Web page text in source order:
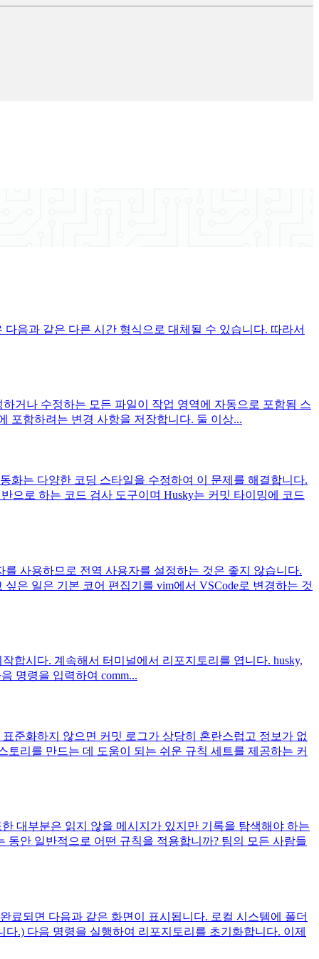
다음과 같은 다른 시간 형식으로 대체될 수 있습니다. 따라서
거나 수정하는 모든 파일이 작업 영역에 자동으로 포함됨 스
포함하려는 변경 사항을 저장합니다. 둘 이상...
화는 다양한 코딩 스타일을 수정하여 이 문제를 해결합니다.
으로 하는 코드 검사 도구이며 Husky는 커밋 타이밍에 코드
사용하므로 전역 사용자를 설정하는 것은 좋지 않습니다.
은 일은 기본 코어 편집기를 vim에서 VSCode로 변경하는 것
합시다. 계속해서 터미널에서 리포지토리를 엽니다. husky,
명령을 입력하여 comm...
준화하지 않으면 커밋 로그가 상당히 혼란스럽고 정보가 없
리를 만드는 데 도움이 되는 쉬운 규칙 세트를 제공하는 커
대부분은 읽지 않을 메시지가 있지만 기록을 탐색해야 하는
안 일반적으로 어떤 규칙을 적용합니까? 팀의 모든 사람들
료되면 다음과 같은 화면이 표시됩니다. 로컬 시스템에 폴더
.) 다음 명령을 실행하여 리포지토리를 초기화합니다. 이제